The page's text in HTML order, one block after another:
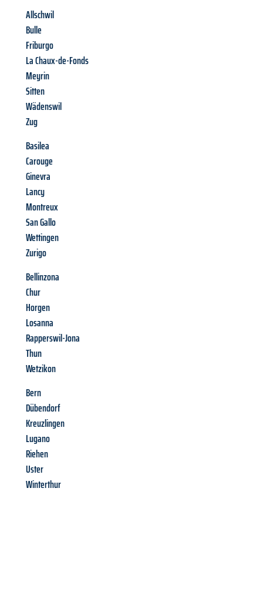
Allschwil
Bulle
Friburgo
La Chaux-de-Fonds
Meyrin
Sitten
Wädenswil
Zug
Basilea
Carouge
Ginevra
Lancy
Montreux
San Gallo
Wettingen
Zurigo
Bellinzona
Chur
Horgen
Losanna
Rapperswil-Jona
Thun
Wetzikon
Bern
Dübendorf
Kreuzlingen
Lugano
Riehen
Uster
Winterthur